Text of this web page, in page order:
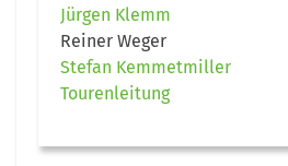
Jürgen Klemm
Reiner Weger
Stefan Kemmetmiller
Tourenleitung